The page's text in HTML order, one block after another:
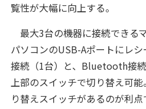
覧性が大幅に向上する。
最大3台の機器に接続できる
パソコンのUSB-Aポートにレ
接続（1台）と、Bluetooth接
上部のスイッチで切り替え可
り替えスイッチがあるのが利点